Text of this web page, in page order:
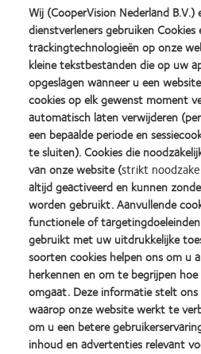
Communiceer zoals uw
E-mail kan een fantastisch platform
betrokkenheid op relevante
Het medium wordt vaak veel te
en dient alleen als middel voor het
afspraken. Het aanbieden van
beste keuzes voor de
producten en aanbiedingen, kan uw
klanten verhogen. Overweeg ter
bereik en het efficiëntste gebruik
allesomvattende
aanpasbare sjablonen en als doel om
bereiken.
Wij (CooperVision Nederland B.V.)
dienstverleners gebruiken
trackingtechnologieën op onze
kleine tekstbestanden die op uw
opgeslagen wanneer u een
cookies op elk gewenst moment
automatisch laten verwijderen
een bepaalde periode en
te sluiten). Cookies die
van onze website (strikt
altijd geactiveerd en kunnen
worden gebruikt. Aanvullende
functionele of
gebruikt met uw uitdrukkelijke
soorten cookies helpen ons om u
herkennen en om te begrijpen
omgaat. Deze informatie stelt
waarop onze website werkt te
om u een betere
inhoud en advertenties relevant